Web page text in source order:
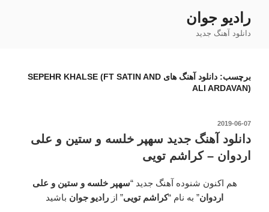
محتوا
رادیو جوان
دانلود آهنگ جدید
برچسب:
دانلود آهنگ های SEPEHR KHALSE (FT SATIN AND
ALI ARDAVAN)
نوشته‌شده
2019-06-07
دانلود آهنگ جدید سهپر خلسه و ستین و علی
اردوان – کراشم تویی
هم اکنون شنوده آهنگ جدید “سهپر خلسه و ستین و علی
اردوان” به نام “کراشم تویی” از رادیو جوان باشید